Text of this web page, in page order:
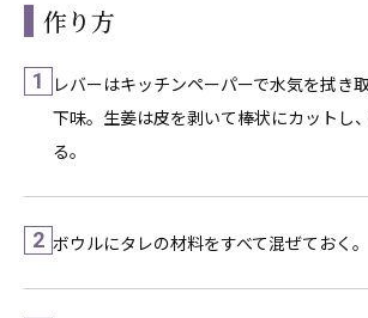
作り方
1
レバーはキッチンペーパーで水気を拭き
下味。生姜は皮を剥いて棒状にカットし
る。
2 ボウルにタレの材料をすべて混ぜておく。